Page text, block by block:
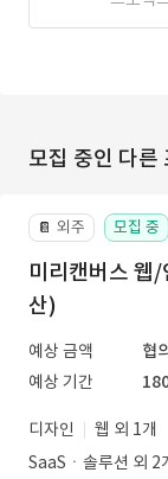
모집 중인 다른
📔 외주 모집 중
미리캔버스 웹/
산)
예상 금액
협
예상 기간
디자인
웹 외 1개
SaaSㆍ솔루션 외 2